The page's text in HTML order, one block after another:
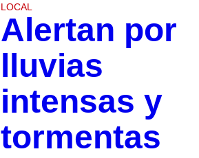
LOCAL
Alertan por
lluvias
intensas y
tormentas